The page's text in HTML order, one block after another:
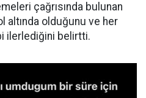
çağrısında bulunan
altında olduğunu ve her
ilerlediğini belirtti.